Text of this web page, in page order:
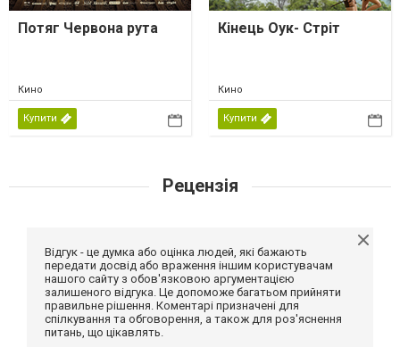
Потяг Червона рута
Кино
Купити
Кінець Оук- Стріт
Кино
Купити
Рецензія
Відгук - це думка або оцінка людей, які бажають
передати досвід або враження іншим користувачам
нашого сайту з обов'язковою аргументацією
залишеного відгука. Це допоможе багатьом прийняти
правильне рішення. Коментарі призначені для
спілкування та обговорення, а також для роз'яснення
питань, що цікавлять.